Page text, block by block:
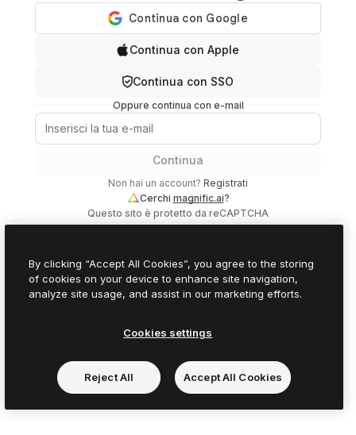
Accedi con
Continua con Apple
Continua con SSO
Oppure continua con e-mail
Continua
Non hai un account? Registrati
Cerchi magnific.ai?
Questo sito è protetto da reCAPTCHA
By clicking “Accept All Cookies”, you agree to the storing
of cookies on your device to enhance site navigation,
analyze site usage, and assist in our marketing efforts.
Cookies settings
Reject All Accept All Cookies